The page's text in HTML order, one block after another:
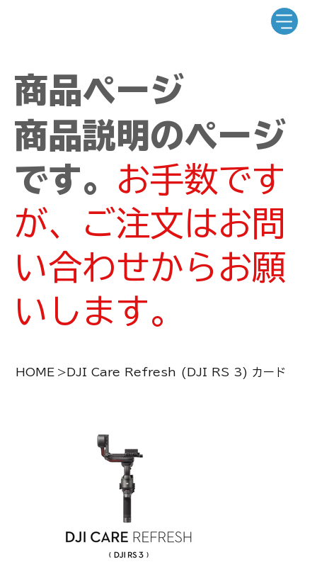
商品ページ
商品説明のページ
です。 お手数です
が、ご注文はお問
い合わせからお願
いします。
HOME > DJI Care Refresh (DJI RS 3) カード